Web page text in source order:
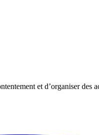
et d’organiser des